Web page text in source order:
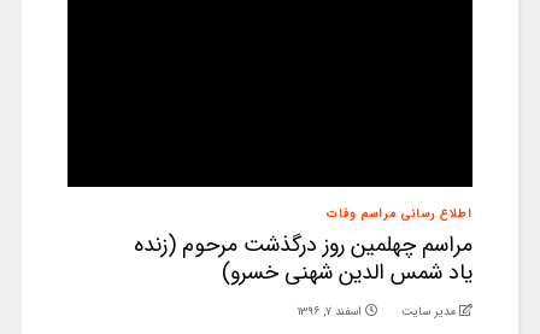
اطلاع رسانی مراسم وفات
مراسم چهلمین روز درگذشت مرحوم (زنده
یاد شمس الدین شهنی خسرو)
مدیر سایت اسفند ۷, ۱۳۹۶